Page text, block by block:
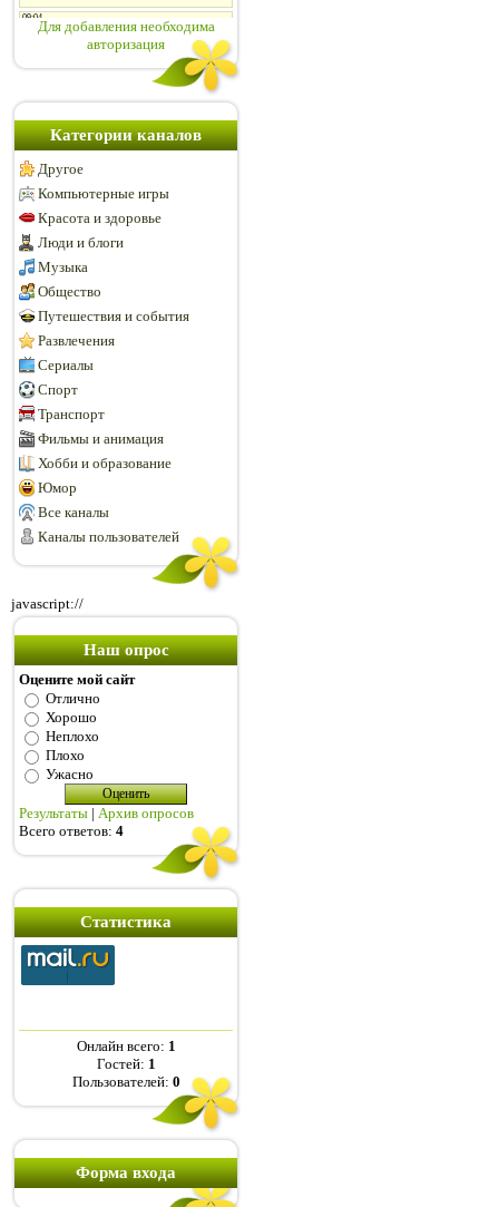
Для добавления необходима
авторизация
Категории каналов
Другое
Компьютерные игры
Красота и здоровье
Люди и блоги
Музыка
Общество
Путешествия и события
Развлечения
Сериалы
Спорт
Транспорт
Фильмы и анимация
Хобби и образование
Юмор
Все каналы
Каналы пользователей
javascript://
Наш опрос
Оцените мой сайт
Отлично
Хорошо
Неплохо
Плохо
Ужасно
Результаты | Архив опросов
Всего ответов: 4
Статистика
Онлайн всего: 1
Гостей: 1
Пользователей: 0
Форма входа